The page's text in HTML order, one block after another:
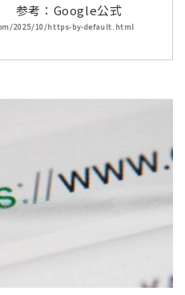
参考：Google公式
2025/10/https-by-default.html